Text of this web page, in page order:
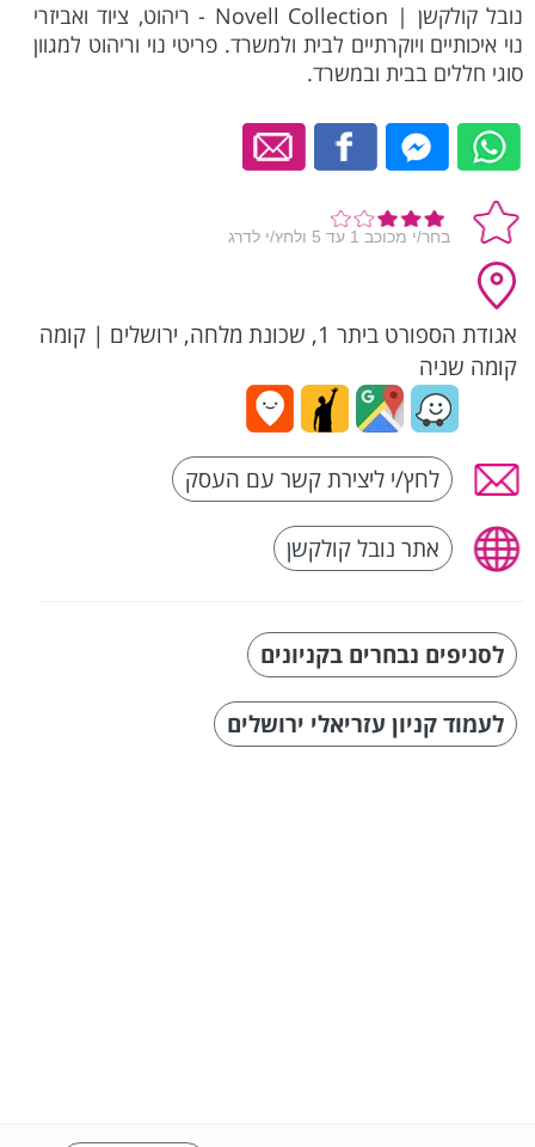
נובל קולקשן | Novell Collection - ריהוט, ציוד ואביזרי
נוי איכותיים ויוקרתיים לבית ולמשרד. פריטי נוי וריהוט למגוון
סוגי חללים בבית ובמשרד.
אגודת הספורט ביתר 1, שכונת מלחה, ירושלים | קומה
קומה שניה
לחץ/י ליצירת קשר עם העסק
אתר נובל קולקשן
לסניפים נבחרים בקניונים
לעמוד קניון עזריאלי ירושלים